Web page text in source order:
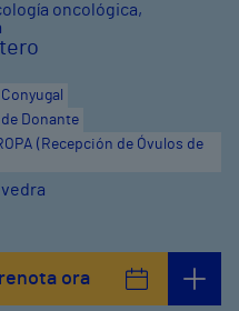
oncológica,
Donante
(Recepción de Óvulos de
ora